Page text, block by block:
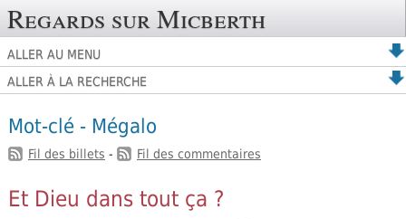
Regards sur Micberth
ALLER AU MENU
ALLER À LA RECHERCHE
Mot-clé - Mégalo
Fil des billets - Fil des commentaires
Et Dieu dans tout ça ?